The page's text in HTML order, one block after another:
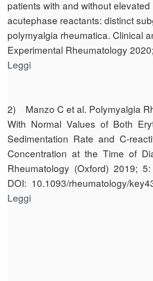
patients with and without
acutephase reactants: distinct
polymyalgia rheumatica. Clinical
Experimental Rheumatology
Leggi
2) Manzo C et al. Polymyalgia
With Normal Values of Both
Sedimentation Rate and C-
Concentration at the Time of
Rheumatology (Oxford) 2019;
DOI: 10.1093/rheumatology/
Leggi